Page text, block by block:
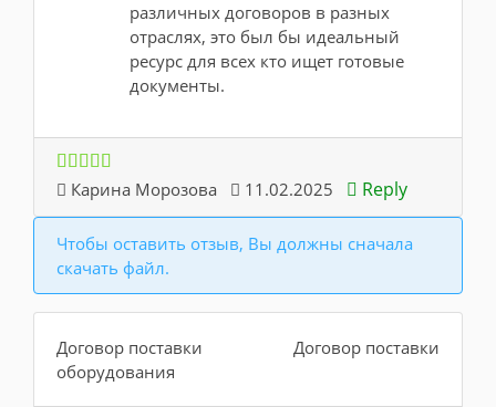
различных договоров в разных
отраслях, это был бы идеальный
ресурс для всех кто ищет готовые
документы.
Карина Морозова 11.02.2025 Reply
Чтобы оставить отзыв, Вы должны сначала
скачать файл.
Договор поставки
оборудования
Договор поставки